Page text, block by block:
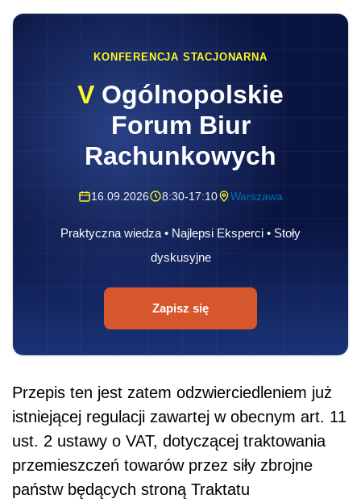
KONFERENCJA STACJONARNA
V Ogólnopolskie
Forum Biur
Rachunkowych
16.09.2026 8:30-17:10 Warszawa
Praktyczna wiedza • Najlepsi Eksperci • Stoły
dyskusyjne
Zapisz się
Przepis ten jest zatem odzwierciedleniem już
istniejącej regulacji zawartej w obecnym art. 11
ust. 2 ustawy o VAT, dotyczącej traktowania
przemieszczeń towarów przez siły zbrojne
państw będących stroną Traktatu